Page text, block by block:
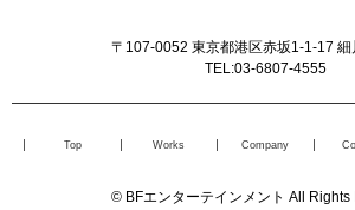
〒107-0052 東京都港区赤坂1-1-17 細
TEL:03-6807-4555
© BFエンターテインメント All Rights
Top Works Company